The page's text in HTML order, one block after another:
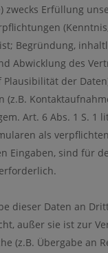
zwecks Erfüllung
Begründung,
Abwicklung des
der
(z.B.
Art. 6 Abs. 1 S. 1
als
Eingaben, sind für
dieser Daten an
außer sie ist zur
(z.B. Übergabe an